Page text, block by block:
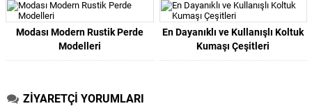
Modası Modern Rustik Perde
Modelleri
En Dayanıklı ve Kullanışlı Koltuk
Kumaşı Çeşitleri
ZİYARETÇİ YORUMLARI